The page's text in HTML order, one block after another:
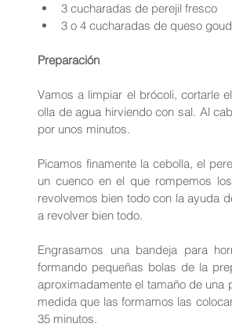
3 cucharadas de perejil fresco
3 o 4 cucharadas de queso
Preparación
Vamos a limpiar el brócoli, cortarle
olla de agua hirviendo con sal. Al
por unos minutos.
Picamos finamente la cebolla, el
un cuenco en el que rompemos
revolvemos bien todo con la ayuda
a revolver bien todo.
Engrasamos una bandeja para
formando pequeñas bolas de la
aproximadamente el tamaño de
medida que las formamos las
35 minutos.